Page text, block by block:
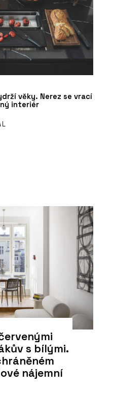
věky. Nerez se vrací
interiér
s bílými.
nájemní